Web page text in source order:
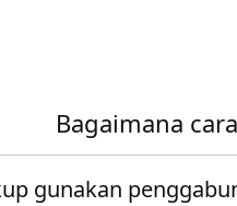
Bagaimana
gunakan